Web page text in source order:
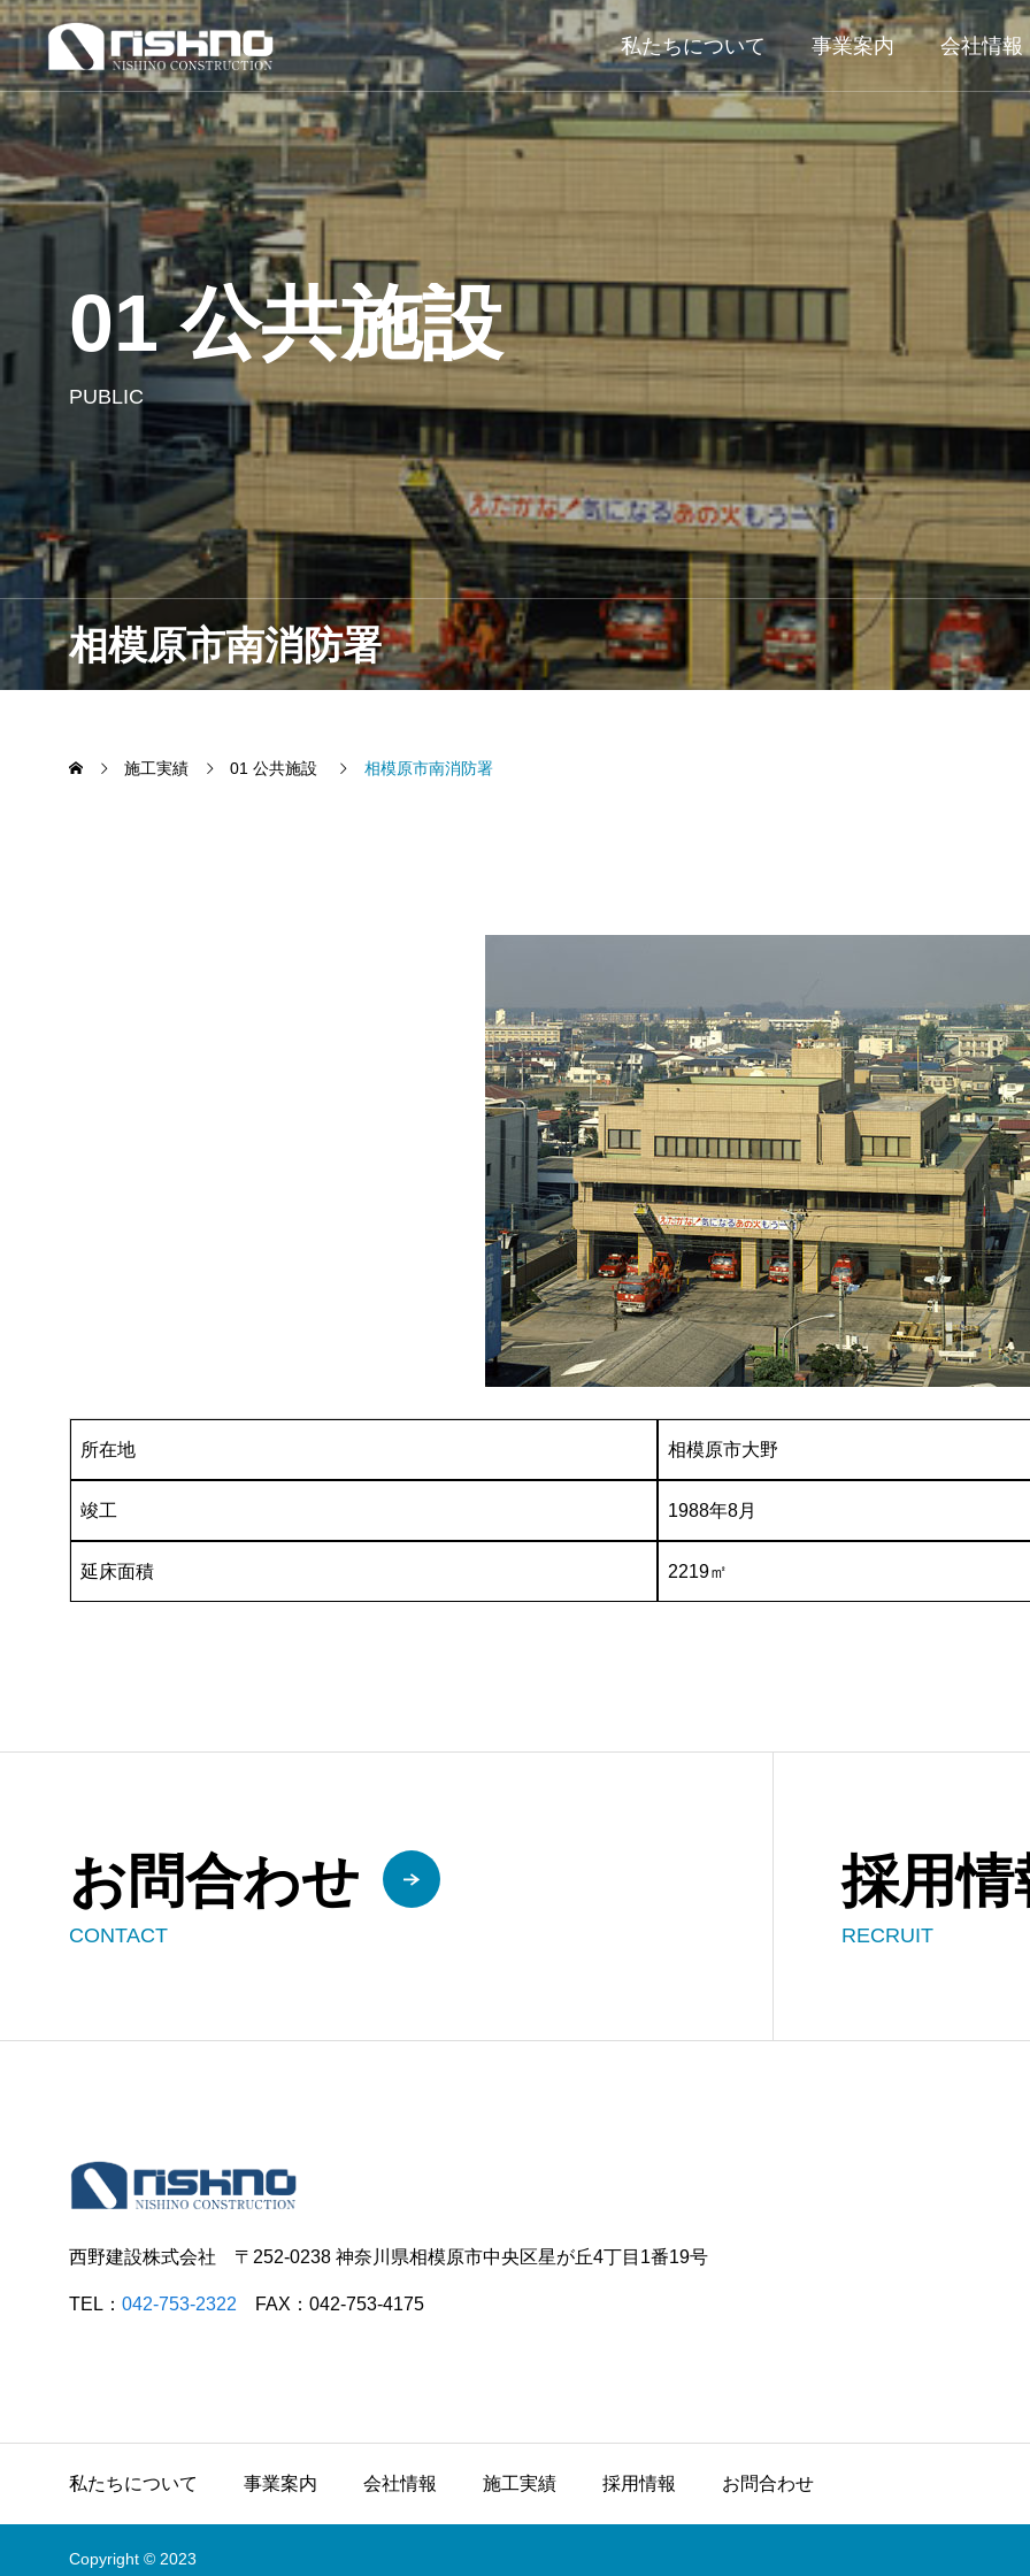
私たちについて 事業案内 会社情報
相模原市南消防署
01 公共施設
PUBLIC
施工実績 01 公共施設 相模原市南消防署
所在地 相模原市大野
竣工 1988年8月
延床面積 2219㎡
お問合わせ
CONTACT
採用情
RECRUIT
西野建設株式会社 〒252-0238 神奈川県相模原市中央区星が丘4丁目1番19号
TEL： 042-753-2322 FAX：042-753-4175
私たちについて 事業案内 会社情報 施工実績 採用情報 お問合わせ
Copyright © 2023